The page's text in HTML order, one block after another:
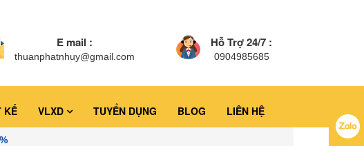
E mail :
thuanphatnhuy@gmail.com
Hỗ Trợ 24/7 :
0904985685
KẾ VLXD TUYỂN DỤNG BLOG LIÊN HỆ